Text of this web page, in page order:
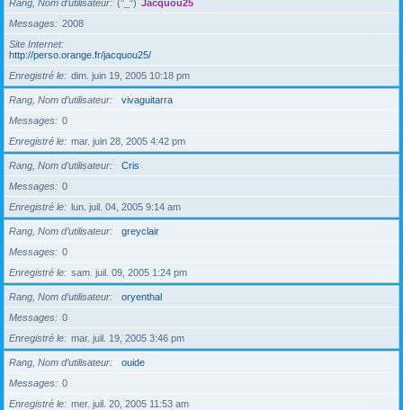
Rang, Nom d’utilisateur (°_°) Jacquou25
Messages
2008
Site Internet
http://perso.orange.fr/jacquou25/
Enregistré le
dim. juin 19, 2005 10:18 pm
Rang, Nom d’utilisateur
vivaguitarra
Messages
0
Enregistré le
mar. juin 28, 2005 4:42 pm
Rang, Nom d’utilisateur
Cris
Messages
0
Enregistré le
lun. juil. 04, 2005 9:14 am
Rang, Nom d’utilisateur
greyclair
Messages
0
Enregistré le
sam. juil. 09, 2005 1:24 pm
Rang, Nom d’utilisateur
oryenthal
Messages
0
Enregistré le
mar. juil. 19, 2005 3:46 pm
Rang, Nom d’utilisateur
ouide
Messages
0
Enregistré le
mer. juil. 20, 2005 11:53 am